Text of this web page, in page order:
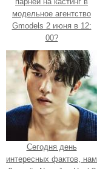
модельное агентство
Gmodels 2 июня в 12:
00?
Сегодня день
интересных фактов, нам